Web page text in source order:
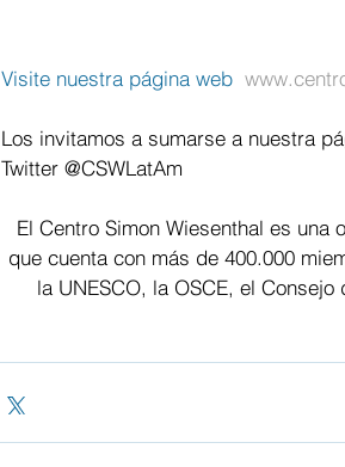
Visite nuestra página web
Los invitamos a sumarse a nuestra
Twitter @CSWLatAm
El Centro Simon Wiesenthal es
que cuenta con más de 400.000
la UNESCO, la OSCE, el